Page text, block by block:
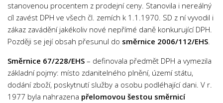
Genetika
Geologie
Medicína
Mikrobiologie
Umělecké obory
Divadlo
stanovenou procentem z prodejní ceny. Stanovila i nereálný
cíl zavést DPH ve všech čl. zemích k 1.1.1970. SD z ní vyvodil i
zákaz zavádění jakékoliv nové nepřímé daně konkurující DPH.
Později se její obsah přesunul do směrnice 2006/112/EHS.
Směrnice 67/228/EHS – definovala předmět DPH a vymezila
základní pojmy: místo zdanitelného plnění, území státu,
dodání zboží, poskytnutí služby a osobu podléhající dani. V r.
1977 byla nahrazena přelomovou šestou směrnicí